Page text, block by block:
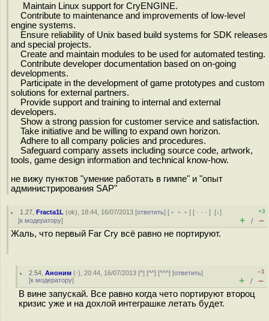
Maintain Linux support for CryENGINE.
Contribute to maintenance and improvements of low-level
engine systems.
Ensure reliability of Unix based build systems for SDK releases
and special projects.
Create and maintain modules to be used for automated testing.
Contribute developer documentation based on on-going
developments.
Participate in the development of game prototypes and custom
solutions for external partners.
Provide support and training to internal and external
developers.
Show a strong passion for customer service and satisfaction.
Take initiative and be willing to expand own horizon.
Adhere to all company policies and procedures.
Safeguard company assets including source code, artwork,
tools, game design information and technical know-how.
не вижу пунктов "умение работать в гимпе" и "опыт
администрирования SAP"
1.27 ,Fracta1L (ok), 18:44, 16/07/2013 [ответить] [ ﹢﹢﹢] [ · · ·][↓]
[к модератору]
+3
+ / –
Жаль, что первый Far Cry всё равно не портируют.
2.54 ,Аноним (-), 20:44, 16/07/2013 [^] [^^] [^^^] [ответить]
[к модератору]
–1
+ / –
В вине запускай. Все равно когда чето портируют второц
кризис уже и на дохлой интеграшке летать будет.